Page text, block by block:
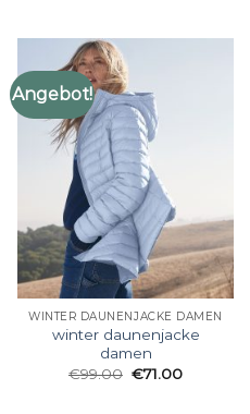
Angebot!
WINTER DAUNENJACKE DAMEN
winter daunenjacke
damen
€99.00 €71.00